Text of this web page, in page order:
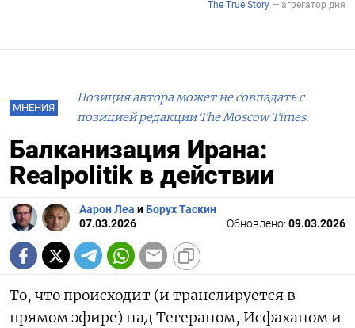
МНЕНИЯ
Позиция автора может не совпадать с
позицией редакции The Moscow Times.
Балканизация Ирана:
Realpolitik в действии
Аарон Леа иБорух Таскин
07.03.2026
Обновлено: 09.03.2026
То, что происходит (и транслируется в
прямом эфире) над Тегераном, Исфаханом и